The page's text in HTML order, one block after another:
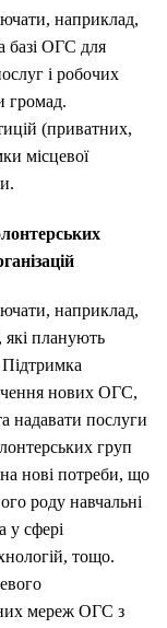
наприклад,
базі ОГС для
і робочих
громад.
(приватних,
місцевої
наприклад,
які планують
нових ОГС,
надавати послуги
груп
на нові потреби, що
роду навчальні
у сфері
тощо.
мереж ОГС з